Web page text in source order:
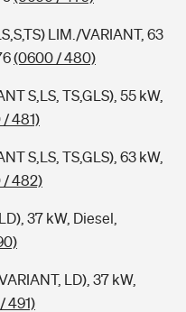
LIM./VARIANT, 63
(0600 / 480)
S,LS, TS,GLS), 55 kW,
481)
S,LS, TS,GLS), 63 kW,
/ 482)
37 kW, Diesel,
LD), 37 kW,
491)